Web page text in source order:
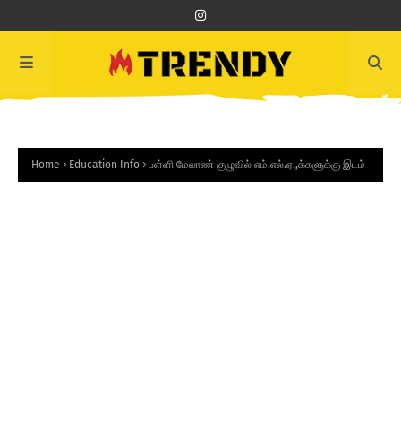
Home Education Info பள்ளி மேலாண் குழுவில் எம்.எல்.ஏ.,க்களுக்கு இடம்